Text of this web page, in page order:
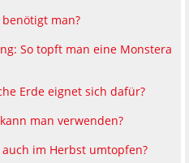
man?
So topft man eine Monstera
Erde eignet sich dafür?
man verwenden?
im Herbst umtopfen?